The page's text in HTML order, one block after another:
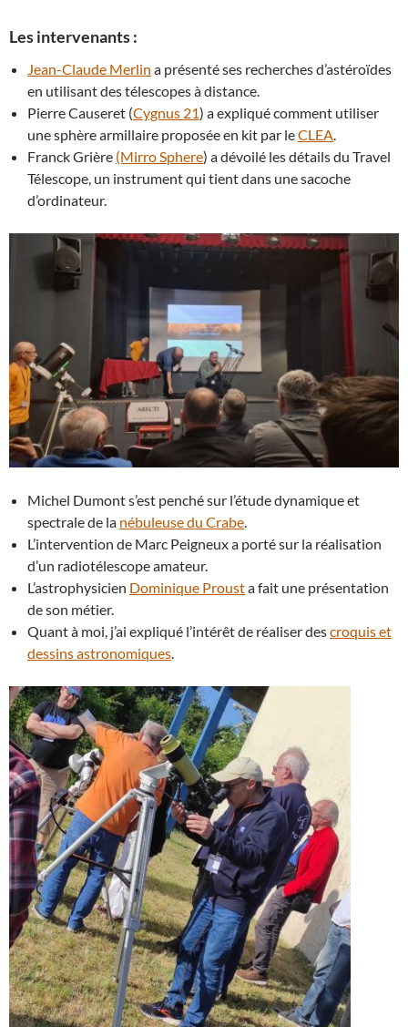
Les intervenants :
Jean-Claude Merlin a présenté ses recherches d’astéroïdes
en utilisant des télescopes à distance.
Pierre Causeret (Cygnus 21) a expliqué comment utiliser
une sphère armillaire proposée en kit par leCLEA.
Franck Grière (Mirro Sphere) a dévoilé les détails du Travel
Télescope, un instrument qui tient dans une sacoche
d’ordinateur.
Michel Dumont s’est penché sur l’étude dynamique et
spectrale de la nébuleuse du Crabe.
L’intervention de Marc Peigneux a porté sur la réalisation
d’un radiotélescope amateur.
L’astrophysicien Dominique Prousta fait une présentation
de son métier.
Quant à moi, j’ai expliqué l’intérêt de réaliser descroquis et
dessins astronomiques.